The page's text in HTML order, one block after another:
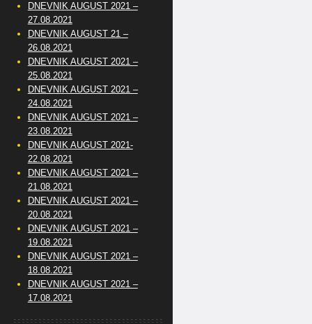
DNEVNIK AUGUST 2021 –
27.08.2021
DNEVNIK AUGUST 21 –
26.08.2021
DNEVNIK AUGUST 2021 –
25.08.2021
DNEVNIK AUGUST 2021 –
24.08.2021
DNEVNIK AUGUST 2021 –
23.08.2021
DNEVNIK AUGUST 2021-
22.08.2021
DNEVNIK AUGUST 2021 –
21.08.2021
DNEVNIK AUGUST 2021 –
20.08.2021
DNEVNIK AUGUST 2021 –
19.08.2021
DNEVNIK AUGUST 2021 –
18.08.2021
DNEVNIK AUGUST 2021 –
17.08.2021